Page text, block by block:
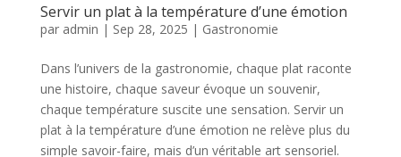
Servir un plat à la température d’une émotion
par admin | Sep 28, 2025 | Gastronomie
Dans l’univers de la gastronomie, chaque plat raconte
une histoire, chaque saveur évoque un souvenir,
chaque température suscite une sensation. Servir un
plat à la température d’une émotion ne relève plus du
simple savoir-faire, mais d’un véritable art sensoriel.